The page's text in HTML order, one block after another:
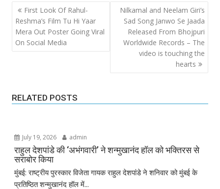
Post
navigation
First Look Of Rahul-
Reshma’s Film Tu Hi Yaar
Mera Out Poster Going Viral
On Social Media
Nilkamal and Neelam Giri’s
Sad Song Janwo Se Jaada
Released From Bhojpuri
Worldwide Records – The
video is touching the
hearts
RELATED POSTS
July 19, 2026 admin
राहुल देशपांडे की ‘अभंगवारी’ ने शन्मुखानंद हॉल को भक्तिरस से
सराबोर किया
मुंबई: राष्ट्रीय पुरस्कार विजेता गायक राहुल देशपांडे ने शनिवार को मुंबई के
प्रतिष्ठित शन्मुखानंद हॉल में...